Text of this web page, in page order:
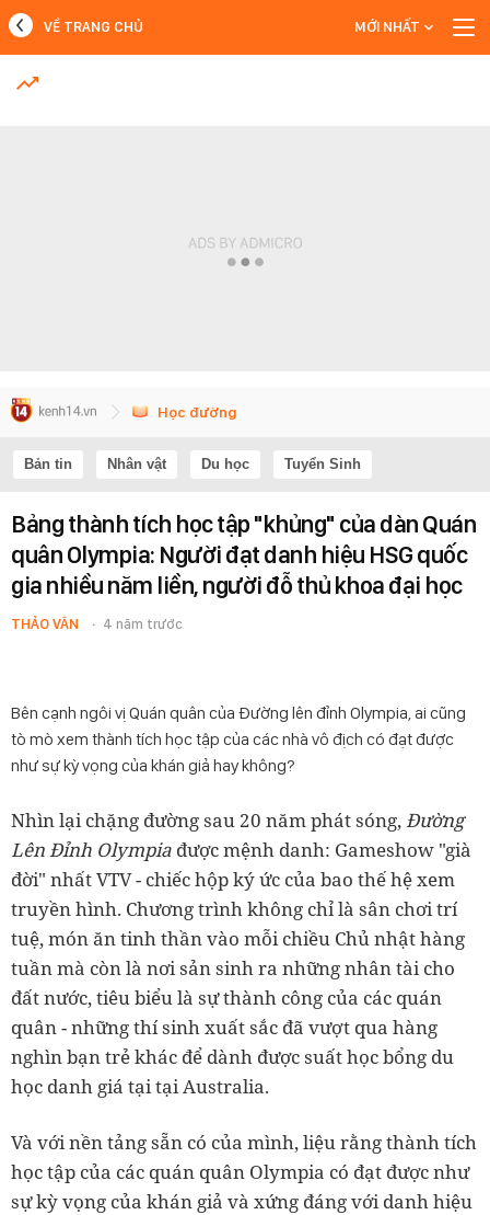
MỚI NHẤT
VỀ TRANG CHỦ MỚI NHẤT
Học đường
Bản tin Nhân vật Du học Tuyển Sinh
Bảng thành tích học tập "khủng" của dàn Quán
quân Olympia: Người đạt danh hiệu HSG quốc
gia nhiều năm liền, người đỗ thủ khoa đại học
THẢO VÂN 4 năm trước
Bên cạnh ngôi vị Quán quân của Đường lên đỉnh Olympia, ai cũng
tò mò xem thành tích học tập của các nhà vô địch có đạt được
như sự kỳ vọng của khán giả hay không?
Nhìn lại chặng đường sau 20 năm phát sóng,Đường
Lên Đỉnh Olympia được mệnh danh: Gameshow "già
đời" nhất VTV - chiếc hộp ký ức của bao thế hệ xem
truyền hình. Chương trình không chỉ là sân chơi trí
tuệ, món ăn tinh thần vào mỗi chiều Chủ nhật hàng
tuần mà còn là nơi sản sinh ra những nhân tài cho
đất nước, tiêu biểu là sự thành công của các quán
quân - những thí sinh xuất sắc đã vượt qua hàng
nghìn bạn trẻ khác để dành được suất học bổng du
học danh giá tại tại Australia.
Và với nền tảng sẵn có của mình, liệu rằng thành tích
học tập của các quán quân Olympia có đạt được như
sự kỳ vọng của khán giả và xứng đáng với danh hiệu